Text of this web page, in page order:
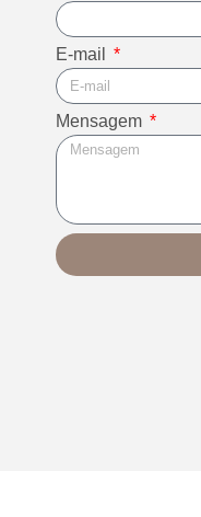
E-mail
Mensagem